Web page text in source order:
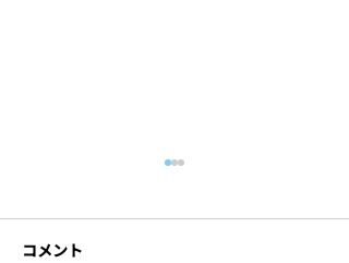
コメント